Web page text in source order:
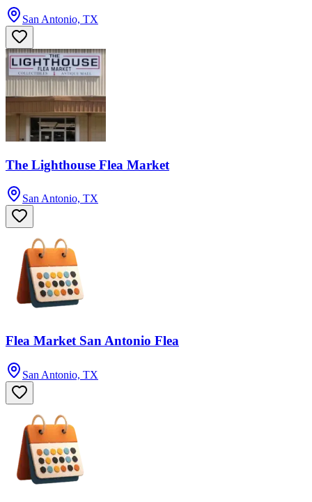
San Antonio, TX
The Lighthouse Flea Market
San Antonio, TX
Flea Market San Antonio Flea
San Antonio, TX